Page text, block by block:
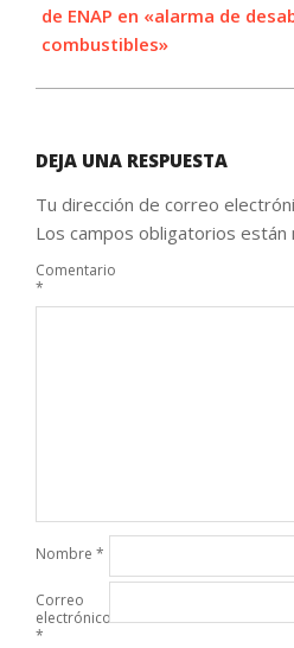
de ENAP en «alarma de
combustibles»
DEJA UNA RESPUESTA
Tu dirección de correo
Los campos obligatorios están
Comentario
*
Nombre *
Correo
electrónico
*